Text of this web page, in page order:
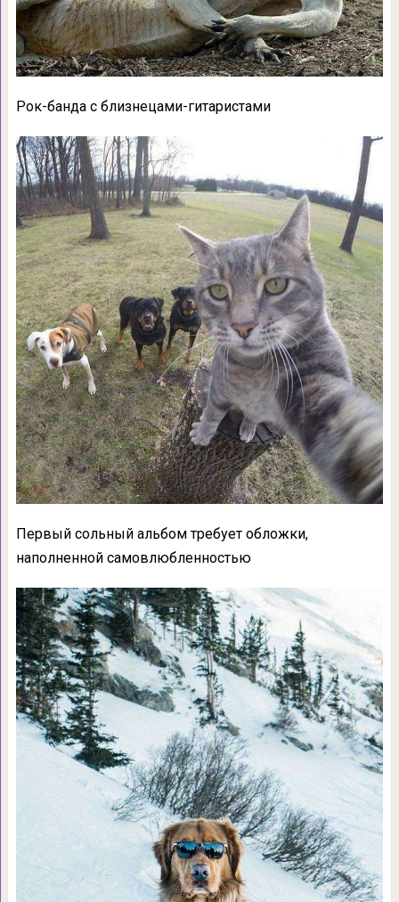
Рок-банда с близнецами-гитаристами
Первый сольный альбом требует обложки,
наполненной самовлюбленностью